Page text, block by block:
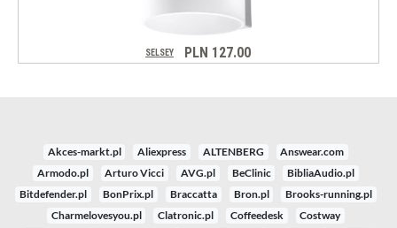
Akces-markt.pl Aliexpress ALTENBERG
Answear.com
Armodo.pl
Arturo Vicci AVG.pl BeClinic
BibliaAudio.pl
Bitdefender.pl
BonPrix.pl Braccatta Bron.pl
Brooks-running.pl
Charmelovesyou.pl
Clatronic.pl Coffeedesk
Costway